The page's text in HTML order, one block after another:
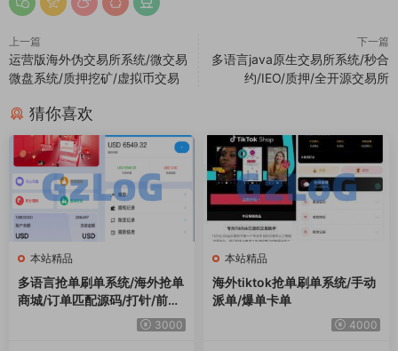
上一篇
运营版海外伪交易所系统/微交易
微盘系统/质押挖矿/虚拟币交易
下一篇
多语言java原生交易所系统/秒合
约/IEO/质押/全开源交易所
猜你喜欢
本站精品
多语言抢单刷单系统/海外抢单
商城/订单匹配源码/打针/前端
3000
本站精品
海外tiktok抢单刷单系统/手动
派单/爆单卡单
4000